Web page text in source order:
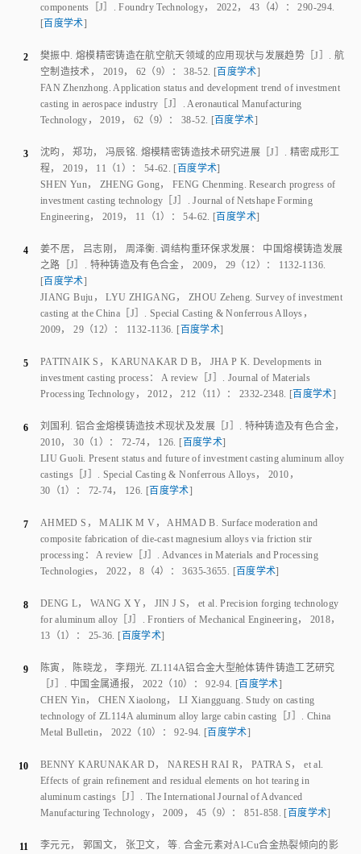
components ［J］.Foundry Technology， 2022， 43 （4）：290‑294.
[百度学术]
2 樊振中. 熔模精密铸造在航空航天领域的应用现状与发展趋势 ［J］. 航
空制造技术 ， 2019， 62 （9）：38‑52. [百度学术]
FAN Zhenzhong.Application status and development trend of investment
casting in aerospace industry ［J］.Aeronautical Manufacturing
Technology ，2019 ， 62 （9）：38‑52. [百度学术]
3 沈昀 ，郑功， 冯辰铭. 熔模精密铸造技术研究进展 ［J］. 精密成形工
程，2019 ， 11 （1 ）： 54‑62. [ 百度学术]
SHEN Yun， ZHENG Gong， FENG Chenming.Research progress of
investment casting technology ［J］.Journal of Netshape Forming
Engineering， 2019， 11 （1）：54‑62. [百度学术]
4 姜不居， 吕志刚 ， 周泽衡.调结构重环保求发展： 中国熔模铸造发展
之路 ［J］. 特种铸造及有色合金 ， 2009， 29 （ 12）： 1132‑1136.
[百度学术]
JIANG Buju ，LYU ZHIGANG ，ZHOU Zeheng. Survey of investment
casting at the China ［J］.Special Casting & Nonferrous Alloys ，
2009，29（12）： 1132‑1136. [ 百度学术]
5 PATTNAIK S ，KARUNAKAR D B， JHA P K.Developments in
investment casting process： A review［J］. Journal of Materials
Processing Technology ，2012 ，212 （11 ）： 2332‑2348. [百度学术]
6 刘国利 . 铝合金熔模铸造技术现状及发展［J］. 特种铸造及有色合金，
2010，30（1 ）： 72‑74， 126. [ 百度学术]
LIU Guoli. Present status and future of investment casting aluminum alloy
castings［J］. Special Casting & Nonferrous Alloys，2010 ，
30 （1）： 72‑74， 126. [百度学术]
7 AHMED S ，MALIK M V ，AHMAD B. Surface moderation and
composite fabrication of die‑cast magnesium alloys via friction stir
processing： A review ［J］.Advances in Materials and Processing
Technologies，2022 ，8 （4）：3635‑3655. [百度学术]
8 DENG L， WANG X Y ， JIN J S ， et al.Precision forging technology
for aluminum alloy ［J］.Frontiers of Mechanical Engineering， 2018，
13 （1）： 25‑36. [ 百度学术]
9 陈寅 ， 陈晓龙 ，李翔光.ZL114A铝合金大型舱体铸件铸造工艺研究
［J］. 中国金属通报 ， 2022 （ 10）：92‑94. [百度学术]
CHEN Yin， CHEN Xiaolong，LI Xiangguang.Study on casting
technology of ZL114A aluminum alloy large cabin casting ［J］. China
Metal Bulletin， 2022 （ 10）：92‑94. [百度学术]
10 BENNY KARUNAKAR D， NARESH RAI R， PATRA S ，et al.
Effects of grain refinement and residual elements on hot tearing in
aluminum castings ［J］. The International Journal of Advanced
Manufacturing Technology ，2009 ， 45 （9）：851‑858. [ 百度学术]
11 李元元， 郭国文， 张卫文 ，等. 合金元素对Al‑Cu合金热裂倾向的影